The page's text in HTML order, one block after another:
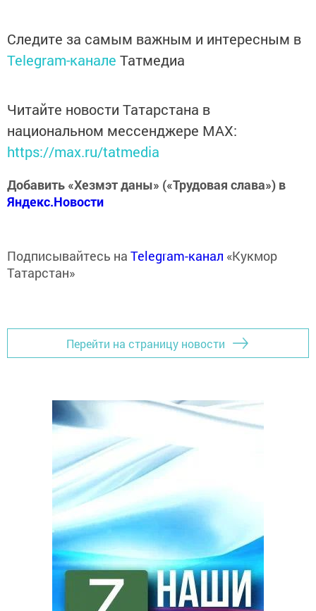
Следите за самым важным и интересным в
Telegram-канале Татмедиа
Читайте новости Татарстана в
национальном мессенджере MАХ:
https://max.ru/tatmedia
Добавить «Хезмэт даны» («Трудовая слава») в
Яндекс.Новости
Подписывайтесь на Telegram-канал «Кукмор
Татарстан»
Перейти на страницу новости